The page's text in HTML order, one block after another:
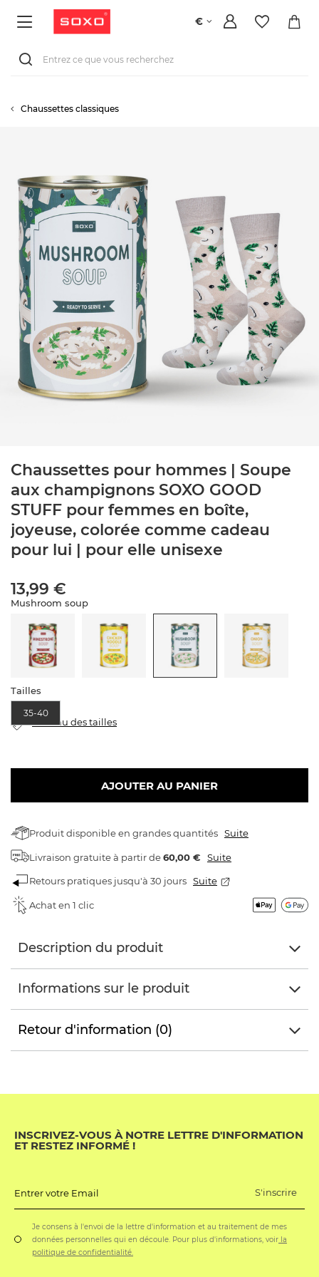
€
Chaussettes classiques
Chaussettes pour hommes | Soupe
aux champignons SOXO GOOD
STUFF pour femmes en boîte,
joyeuse, colorée comme cadeau
pour lui | pour elle unisexe
13,99 €
Mushroom soup
Tailles
35-40
tableau des tailles
AJOUTER AU PANIER
Produit disponible en grandes quantités Suite
Livraison gratuiteà partir de60,00 € Suite
Retours pratiques jusqu'à 30 jours Suite
Achat en 1 clic
Description du produit
Informations sur le produit
Retour d'information (0)
INSCRIVEZ-VOUS À NOTRE LETTRE D'INFORMATION
ET RESTEZ INFORMÉ !
Entrer votre Email S'inscrire
Je consens à l'envoi de la lettre d'information et au traitement de mes
données personnelles qui en découle. Pour plus d'informations, voir la
politique de confidentialité.